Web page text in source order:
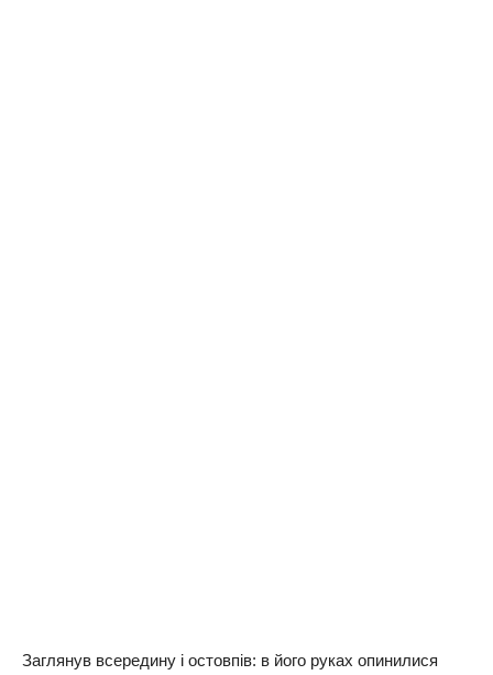
Заглянув всередину і остовпів: в його руках опинилися